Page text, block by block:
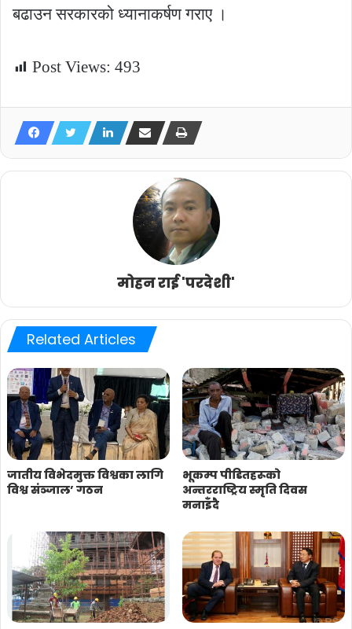
बढाउन सरकारको ध्यानाकर्षण गराए ।
Post Views: 493
मोहन राई 'परदेशी'
Related Articles
जातीय विभेदमुक्त विश्वका लागि
विश्व संञ्जाल’ गठन
भूकम्प पीडितहरूको
अन्तरराष्ट्रिय स्मृति दिवस
मनाइँदै